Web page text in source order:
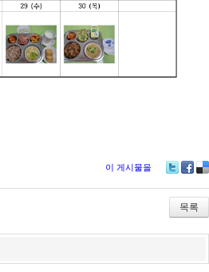
이 게시물을
itte ce
bo
ok
lici
ou
s
목록